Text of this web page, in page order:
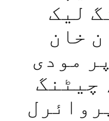
لیک
خان
مودی
چیٹنگ